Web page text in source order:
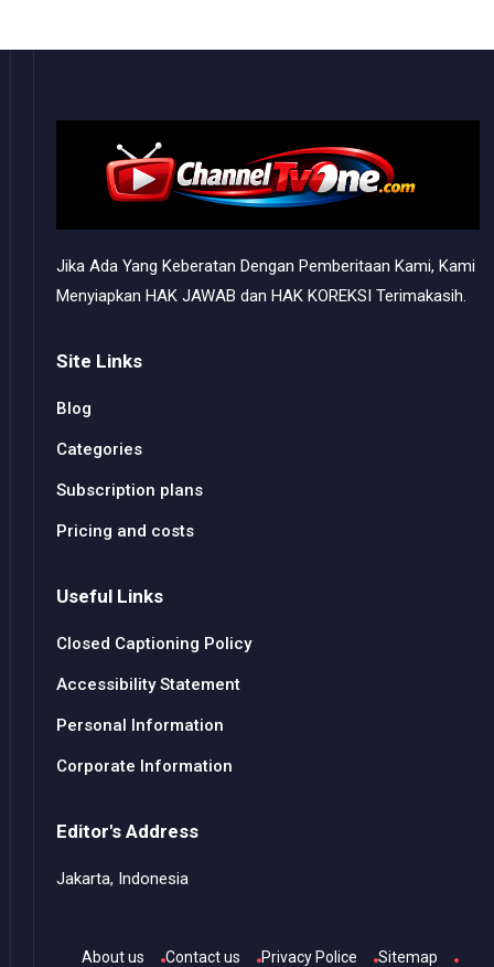
Jika Ada Yang Keberatan Dengan Pemberitaan Kami, Kami
Menyiapkan HAK JAWAB dan HAK KOREKSI Terimakasih.
Site Links
Blog
Categories
Subscription plans
Pricing and costs
Useful Links
Closed Captioning Policy
Accessibility Statement
Personal Information
Corporate Information
Editor's Address
Jakarta, Indonesia
About us Contact us Privacy Police Sitemap